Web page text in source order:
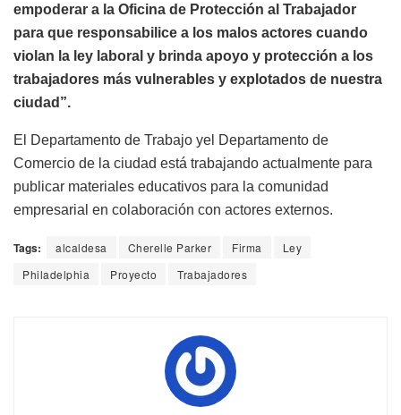
empoderar a la Oficina de Protección al Trabajador
para que responsabilice a los malos actores cuando
violan la ley laboral y brinda apoyo y protección a los
trabajadores más vulnerables y explotados de nuestra
ciudad”.
El Departamento de Trabajo yel Departamento de
Comercio de la ciudad está trabajando actualmente para
publicar materiales educativos para la comunidad
empresarial en colaboración con actores externos.
Tags: alcaldesa Cherelle Parker Firma
Ley
Philadelphia
Proyecto Trabajadores